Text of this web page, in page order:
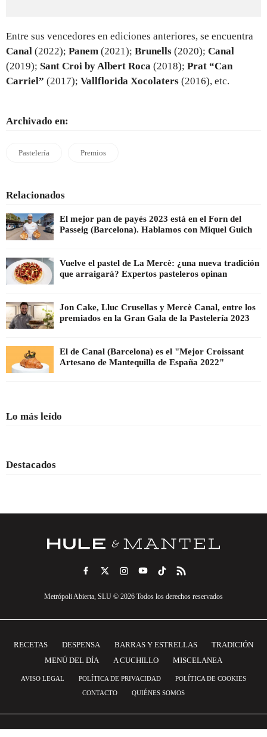
Entre sus vencedores en ediciones anteriores, se encuentra
Canal (2022); Panem (2021); Brunells (2020); Canal
(2019); Sant Croi by Albert Roca (2018); Prat “Can
Carriel” (2017); Vallflorida Xocolaters (2016), etc.
Archivado en:
Pastelería Premios
Relacionados
El mejor pan de payés 2023 está en el Forn del
Passeig (Barcelona). Hablamos con Miquel Guich
Vuelve el pastel de La Mercè: ¿una nueva tradición
que arraigará? Expertos pasteleros opinan
Jon Cake, Lluc Crusellas y Mercè Canal, entre los
premiados en la Gran Gala de la Pastelería 2023
El de Canal (Barcelona) es el "Mejor Croissant
Artesano de Mantequilla de España 2022"
Lo más leído
Destacados
Metrópoli Abierta, SLU © 2026 Todos los derechos reservados
RECETAS DESPENSA BARRAS Y ESTRELLAS
TRADICIÓN
MENÚ DEL DÍA
A CUCHILLO MISCELANEA
AVISO LEGAL POLÍTICA DE PRIVACIDAD
POLÍTICA DE COOKIES
CONTACTO
QUIÉNES SOMOS